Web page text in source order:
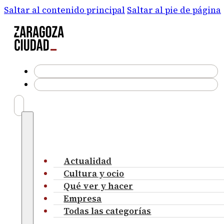
Saltar al contenido principal Saltar al pie de página
Actualidad
Cultura y ocio
Qué ver y hacer
Empresa
Todas las categorías